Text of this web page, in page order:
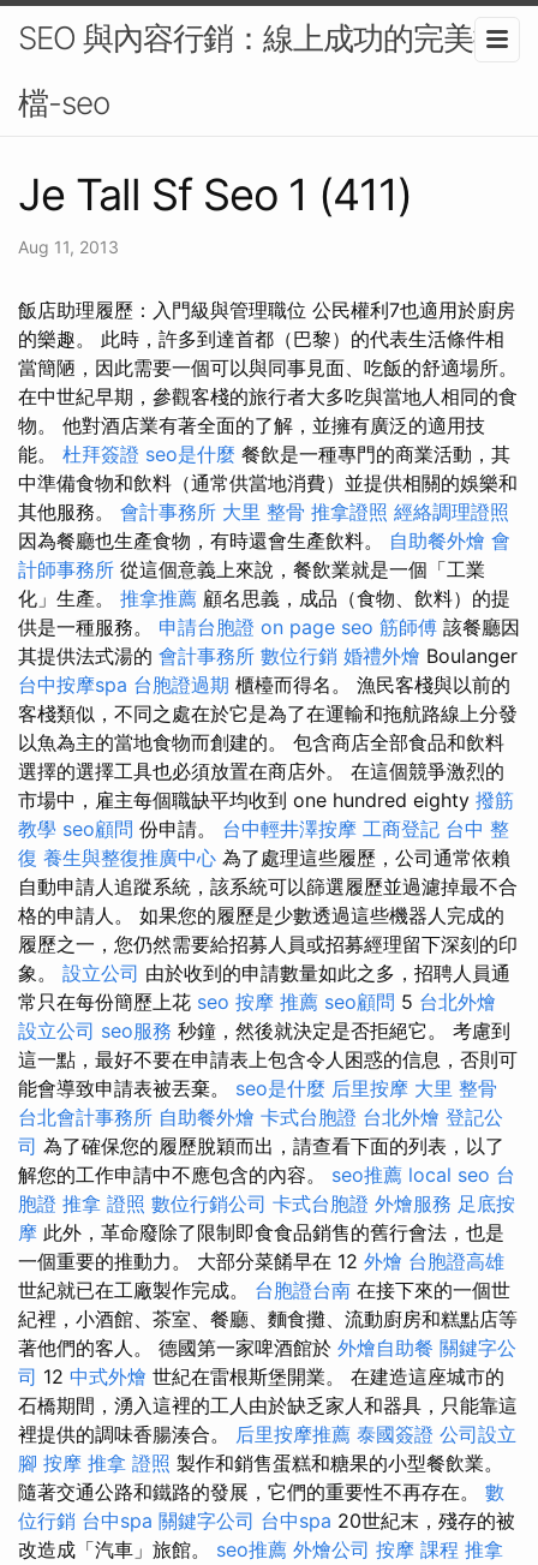
SEO 與內容行銷：線上成功的完美搭
檔-seo
Je Tall Sf Seo 1 (411)
Aug 11, 2013
飯店助理履歷：入門級與管理職位 公民權利7也適用於廚房
的樂趣。 此時，許多到達首都（巴黎）的代表生活條件相
當簡陋，因此需要一個可以與同事見面、吃飯的舒適場所。
在中世紀早期，參觀客棧的旅行者大多吃與當地人相同的食
物。 他對酒店業有著全面的了解，並擁有廣泛的適用技
能。 杜拜簽證 seo是什麼 餐飲是一種專門的商業活動，其
中準備食物和飲料（通常供當地消費）並提供相關的娛樂和
其他服務。 會計事務所 大里 整骨 推拿證照 經絡調理證照
因為餐廳也生產食物，有時還會生產飲料。 自助餐外燴 會
計師事務所 從這個意義上來說，餐飲業就是一個「工業
化」生產。 推拿推薦 顧名思義，成品（食物、飲料）的提
供是一種服務。 申請台胞證 on page seo 筋師傅 該餐廳因
其提供法式湯的 會計事務所 數位行銷 婚禮外燴 Boulanger
台中按摩spa 台胞證過期 櫃檯而得名。 漁民客棧與以前的
客棧類似，不同之處在於它是為了在運輸和拖航路線上分發
以魚為主的當地食物而創建的。 包含商店全部食品和飲料
選擇的選擇工具也必須放置在商店外。 在這個競爭激烈的
市場中，雇主每個職缺平均收到 one hundred eighty 撥筋
教學 seo顧問 份申請。 台中輕井澤按摩 工商登記 台中 整
復 養生與整復推廣中心 為了處理這些履歷，公司通常依賴
自動申請人追蹤系統，該系統可以篩選履歷並過濾掉最不合
格的申請人。 如果您的履歷是少數透過這些機器人完成的
履歷之一，您仍然需要給招募人員或招募經理留下深刻的印
象。 設立公司 由於收到的申請數量如此之多，招聘人員通
常只在每份簡歷上花 seo 按摩 推薦 seo顧問 5 台北外燴
設立公司 seo服務 秒鐘，然後就決定是否拒絕它。 考慮到
這一點，最好不要在申請表上包含令人困惑的信息，否則可
能會導致申請表被丟棄。 seo是什麼 后里按摩 大里 整骨
台北會計事務所 自助餐外燴 卡式台胞證 台北外燴 登記公
司 為了確保您的履歷脫穎而出，請查看下面的列表，以了
解您的工作申請中不應包含的內容。 seo推薦 local seo 台
胞證 推拿 證照 數位行銷公司 卡式台胞證 外燴服務 足底按
摩 此外，革命廢除了限制即食食品銷售的舊行會法，也是
一個重要的推動力。 大部分菜餚早在 12 外燴 台胞證高雄
世紀就已在工廠製作完成。 台胞證台南 在接下來的一個世
紀裡，小酒館、茶室、餐廳、麵食攤、流動廚房和糕點店等
著他們的客人。 德國第一家啤酒館於 外燴自助餐 關鍵字公
司 12 中式外燴 世紀在雷根斯堡開業。 在建造這座城市的
石橋期間，湧入這裡的工人由於缺乏家人和器具，只能靠這
裡提供的調味香腸湊合。 后里按摩推薦 泰國簽證 公司設立
腳 按摩 推拿 證照 製作和銷售蛋糕和糖果的小型餐飲業。
隨著交通公路和鐵路的發展，它們的重要性不再存在。 數
位行銷 台中spa 關鍵字公司 台中spa 20世紀末，殘存的被
改造成「汽車」旅館。 seo推薦 外燴公司 按摩 課程 推拿